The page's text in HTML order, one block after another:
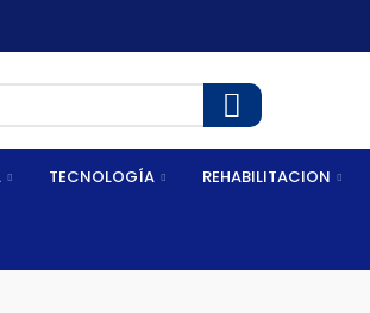
TECNOLOGÍA REHABILITACION